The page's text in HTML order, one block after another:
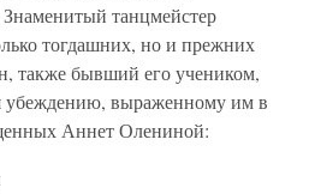
танцмейстер
тогдашних, но и прежних
также бывший его учеником,
убеждению, выраженному им в
Аннет Олениной: